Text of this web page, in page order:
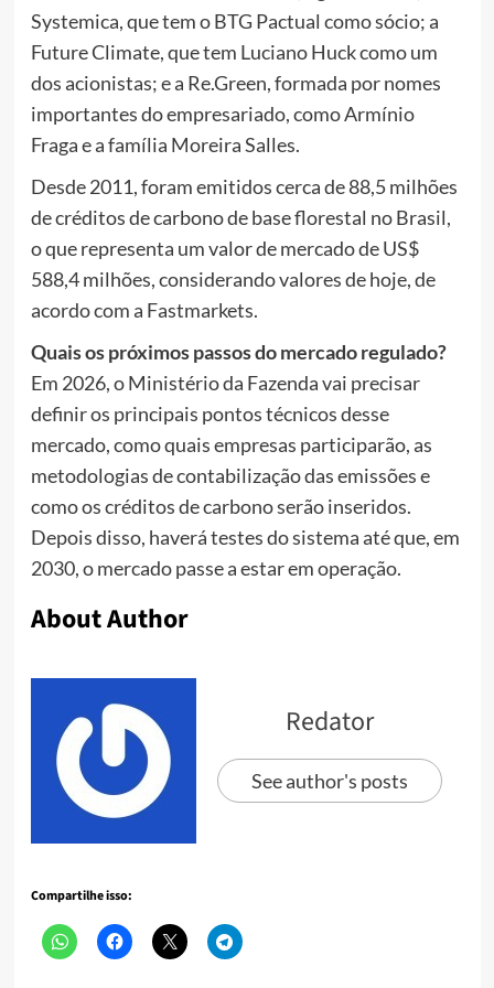
Systemica, que tem o BTG Pactual como sócio; a
Future Climate, que tem Luciano Huck como um
dos acionistas; e a Re.Green, formada por nomes
importantes do empresariado, como Armínio
Fraga e a família Moreira Salles.
Desde 2011, foram emitidos cerca de 88,5 milhões
de créditos de carbono de base florestal no Brasil,
o que representa um valor de mercado de US$
588,4 milhões, considerando valores de hoje, de
acordo com a Fastmarkets.
Quais os próximos passos do mercado regulado?
Em 2026, o Ministério da Fazenda vai precisar
definir os principais pontos técnicos desse
mercado, como quais empresas participarão, as
metodologias de contabilização das emissões e
como os créditos de carbono serão inseridos.
Depois disso, haverá testes do sistema até que, em
2030, o mercado passe a estar em operação.
About Author
Redator
See author's posts
Compartilhe isso: